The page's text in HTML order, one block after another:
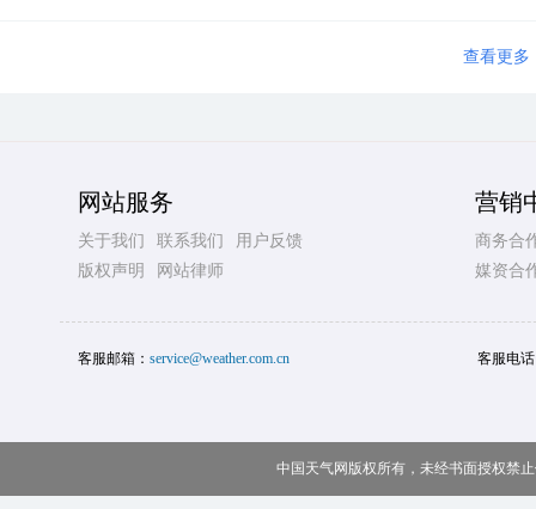
查看更多
网站服务
关于我们 联系我们
用户反馈
版权声明
网站律师
营销
商务合
媒资合
客服邮箱： service@weather.com.cn 客服电
中国天气网版权所有，未经书面授权